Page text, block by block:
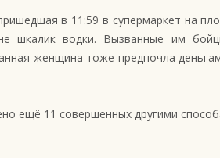
в 11:59 в супермаркет на
шкалик водки. Вызванные им
женщина тоже предпочла
ещё 11 совершенных другими